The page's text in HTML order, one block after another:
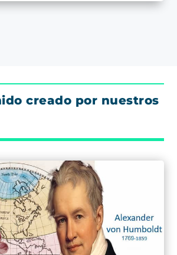
creado por nuestros